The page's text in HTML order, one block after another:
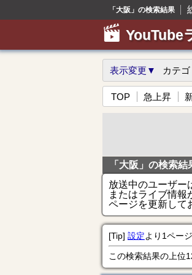
「大阪」の検索結果
YouTube
表示変更▼ カテゴ
TOP 急上昇
「大阪」の検索結
放送中のユーザー
またはライブ情報
ページを更新して
[Tip] 設定より1ペー
この検索結果の上位